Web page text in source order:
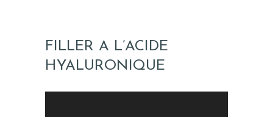
FILLER A L’ACIDE
HYALURONIQUE